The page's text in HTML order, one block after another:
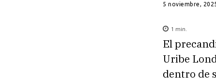
5 noviembre,
1 min.
El
Uribe
dentro de